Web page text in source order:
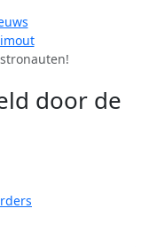
door de